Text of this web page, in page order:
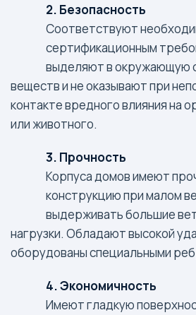
2. Безопасность
Соответствуют
сертификационным
выделяют в окружающую
веществ и не оказывают при
контакте вредного влияния на
или животного.
3. Прочность
Корпуса домов имеют
конструкцию при малом
выдерживать большие
нагрузки. Обладают высокой
оборудованы специальными
4. Экономичность
Имеют гладкую